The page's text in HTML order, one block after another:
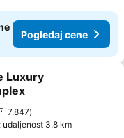
Pogledaj cene
favorite
Luxury
7.847
udaljenost 3.8 km